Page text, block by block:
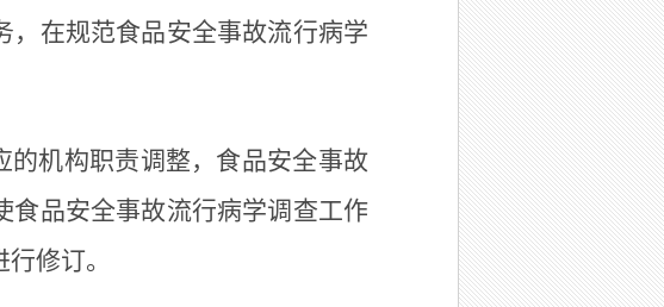
，在规范食品安全事故流行病学
的机构职责调整，食品安全事故
食品安全事故流行病学调查工作
修订。